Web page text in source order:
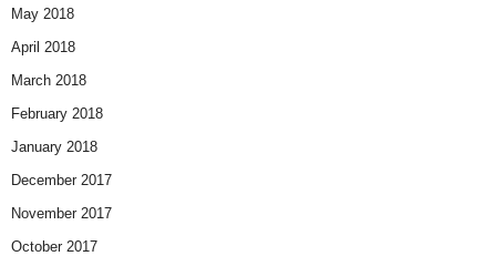
May 2018
April 2018
March 2018
February 2018
January 2018
December 2017
November 2017
October 2017